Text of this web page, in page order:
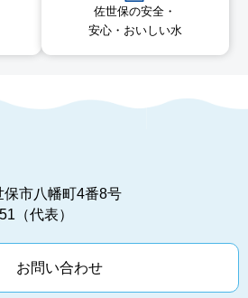
佐世保の安全・
安心・おいしい水
保市八幡町4番8号
（代表）
お問い合わせ